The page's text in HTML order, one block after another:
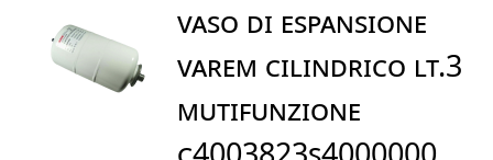
VASO DI ESPANSIONE
VAREM CILINDRICO LT.3
MUTIFUNZIONE